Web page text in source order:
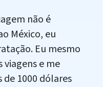
não é
México, eu
Eu mesmo
e me
1000 dólares